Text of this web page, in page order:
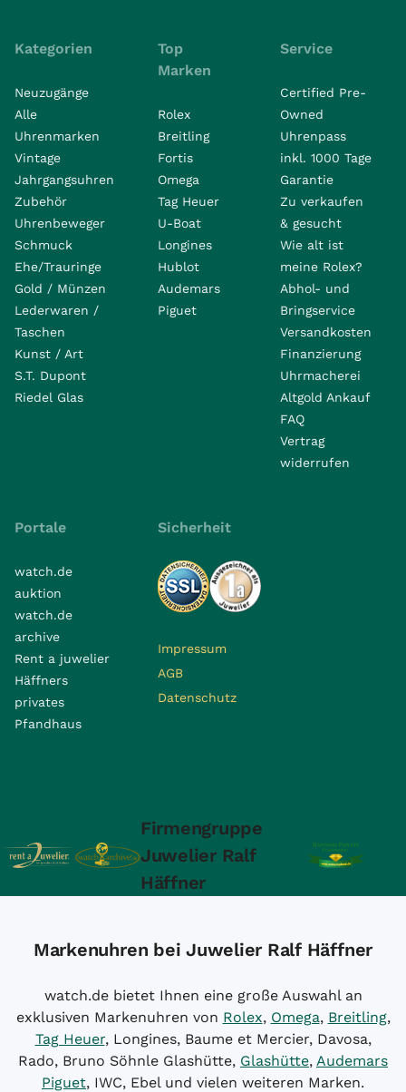
Kategorien
Neuzugänge
Alle
Uhrenmarken
Vintage
Jahrgangsuhren
Zubehör
Uhrenbeweger
Schmuck
Ehe/Trauringe
Gold / Münzen
Lederwaren /
Taschen
Kunst / Art
S.T. Dupont
Riedel Glas
Top
Marken
Rolex
Breitling
Fortis
Omega
Tag Heuer
U-Boat
Longines
Hublot
Audemars
Piguet
Service
Certified Pre-
Owned
Uhrenpass
inkl. 1000 Tage
Garantie
Zu verkaufen
& gesucht
Wie alt ist
meine Rolex?
Abhol- und
Bringservice
Versandkosten
Finanzierung
Uhrmacherei
Altgold Ankauf
FAQ
Vertrag
widerrufen
Portale
watch.de
auktion
watch.de
archive
Rent a juwelier
Häffners
privates
Pfandhaus
Sicherheit
Impressum
AGB
Datenschutz
Firmengruppe
Juwelier Ralf
Häffner
Markenuhren bei Juwelier Ralf Häffner
watch.de bietet Ihnen eine große Auswahl an
exklusiven Markenuhren von Rolex, Omega, Breitling,
Tag Heuer, Longines, Baume et Mercier, Davosa,
Rado, Bruno Söhnle Glashütte, Glashütte, Audemars
Piguet, IWC, Ebel und vielen weiteren Marken.